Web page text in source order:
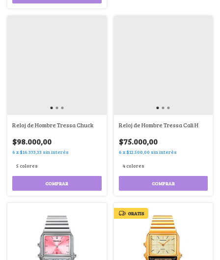
Reloj de Hombre Tressa Chuck
$98.000,00
6 x$16.333,33 sin interés
5 colores
COMPRAR
Reloj de Hombre Tressa Cali H
$75.000,00
6 x$12.500,00 sin interés
4 colores
COMPRAR
GRATIS